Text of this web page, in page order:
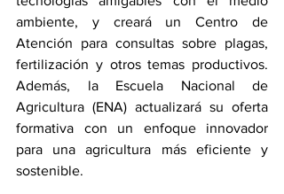
ambiente, y creará un Centro de
Atención para consultas sobre plagas,
fertilización y otros temas productivos.
Además, la Escuela Nacional de
Agricultura (ENA) actualizará su oferta
formativa con un enfoque innovador
para una agricultura más eficiente y
sostenible.